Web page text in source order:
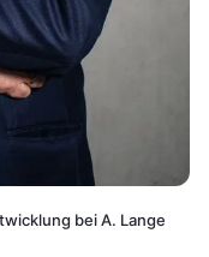
bei A. Lange